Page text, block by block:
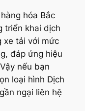
hóa Bắc
triển khai dịch
xe tải với mức
đáp ứng hiệu
nếu bạn
loại hình Dịch
ngại liên hệ